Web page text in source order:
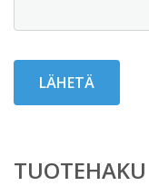
TUOTEHAKU